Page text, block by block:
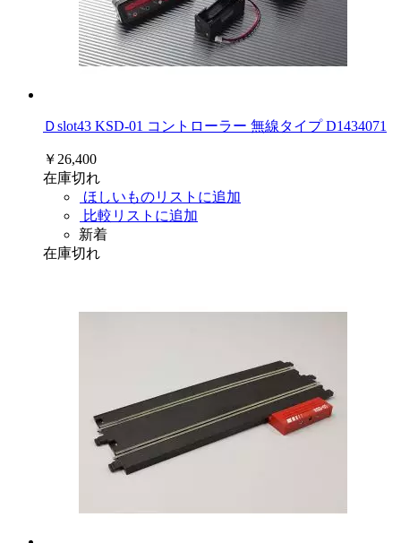
Ｄslot43 KSD-01 コントローラー 無線タイプ D1434071
￥26,400
在庫切れ
ほしいものリストに追加
比較リストに追加
新着
在庫切れ